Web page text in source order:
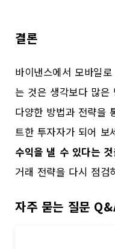
결론
바이낸스에서 모바일
는 것은 생각보다 많은
다양한 방법과 전략을
트한 투자자가 되어 보
수익을 낼 수 있다는
거래 전략을 다시 점검
자주 묻는 질문